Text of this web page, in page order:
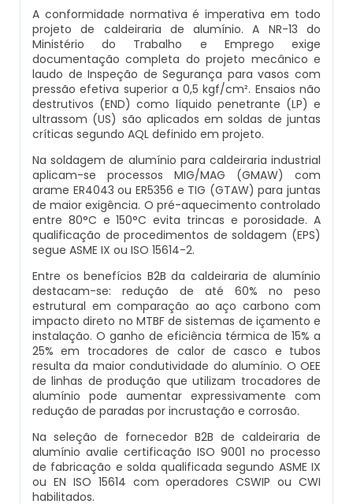
Caldeiraria Pesada
Caldeiras De Recuperação De Calor Sensivel
Caldeiras E Aquecedores
Caldeiras E Vasos De Pressão
Comprar Caldeira
Controle E Automação De Caldeiras
Curso De Segurança Na Operação De
Caldeiras
Curso Operação De Caldeira
Curso Treinamento De Segurança Na
Operação De Caldeiras
Economizador Para Caldeiras
Empresa De Serviços Caldeiraria
Inspeção De Segurança Em Caldeiras E
Vasos De Pressão
Inspeção De Segurança Em Vasos De
Pressão
Inspeção Dimensional De Caldeiraria
Inspeção Dimensional De Caldeiraria E
Tubulação
Inspeção Em Caldeiras
Inspeção Em Caldeiras Aquatubulares
Inspeção Inicial Em Caldeiras
Inspeção Nas Caldeiras
Inspeção Periodica Em Caldeiras
Manutenção E Inspeção De Caldeiras
Plano De Inspeção De Caldeiras
Manutenção Em Caldeiras De Alta Pressão
Manutenção Preventiva Caldeiras
Montagem Caldeiras
Montagem De Caldeiras A Vapor
Montagem De Caldeiras Preço
Montagem De Caldeiras A Gás
Montagem De Caldeiras A Lenha
Montagem De Caldeiras A Pellets
Montagem De Caldeiras De Aquecimento
Montagem De Caldeiras Empresa
Preço Montagem De Caldeira A Gás
Caldeira Vapor A Lenha
Compra E Venda De Caldeiras Usadas
Comprar Caldeira A Vapor
Distribuidor De Caldeira A Vapor
Empresa De Caldeira A Vapor
Fabrica De Caldeira A Vapor
Fabricante De Caldeira A Vapor
Ferro Com Caldeira A Vapor
Fornecedor De Caldeira A Vapor
Onde Comprar Caldeira A Vapor
Peças Para Caldeira A Vapor
Empresa De Manutenção De Caldeira A Gás
Fornecedor De Caldeira A Gás
Manutenção De Caldeira A Gás
Peças Para Caldeira A Gás
Queimador De Caldeira A Gás
Queimador Para Caldeira A Gás
Serviço De Manutenção Caldeira A Gás
Valor Caldeira A Gás
Venda Caldeira A Gás
Peças De Caldeiras
Melhor Caldeira Gás Natural
A conformidade normativa é imperativa em todo
projeto de caldeiraria de alumínio. A NR-13 do
Ministério do Trabalho e Emprego exige
documentação completa do projeto mecânico e
laudo de Inspeção de Segurança para vasos com
pressão efetiva superior a 0,5 kgf/cm². Ensaios não
destrutivos (END) como líquido penetrante (LP) e
ultrassom (US) são aplicados em soldas de juntas
críticas segundo AQL definido em projeto.
Na soldagem de alumínio para caldeiraria industrial
aplicam-se processos MIG/MAG (GMAW) com
arame ER4043 ou ER5356 e TIG (GTAW) para juntas
de maior exigência. O pré-aquecimento controlado
entre 80°C e 150°C evita trincas e porosidade. A
qualificação de procedimentos de soldagem (EPS)
segue ASME IX ou ISO 15614-2.
Entre os benefícios B2B da caldeiraria de alumínio
destacam-se: redução de até 60% no peso
estrutural em comparação ao aço carbono com
impacto direto no MTBF de sistemas de içamento e
instalação. O ganho de eficiência térmica de 15% a
25% em trocadores de calor de casco e tubos
resulta da maior condutividade do alumínio. O OEE
de linhas de produção que utilizam trocadores de
alumínio pode aumentar expressivamente com
redução de paradas por incrustação e corrosão.
Na seleção de fornecedor B2B de caldeiraria de
alumínio avalie certificação ISO 9001 no processo
de fabricação e solda qualificada segundo ASME IX
ou EN ISO 15614 com operadores CSWIP ou CWI
habilitados.